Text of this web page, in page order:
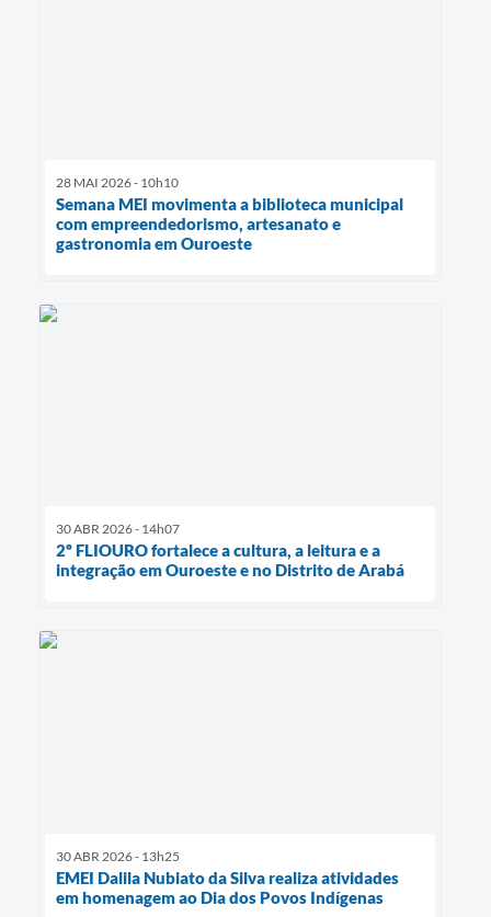
28 MAI 2026 - 10h10
Semana MEI movimenta a biblioteca municipal
com empreendedorismo, artesanato e
gastronomia em Ouroeste
30 ABR 2026 - 14h07
2º FLIOURO fortalece a cultura, a leitura e a
integração em Ouroeste e no Distrito de Arabá
30 ABR 2026 - 13h25
EMEI Dalila Nubiato da Silva realiza atividades
em homenagem ao Dia dos Povos Indígenas